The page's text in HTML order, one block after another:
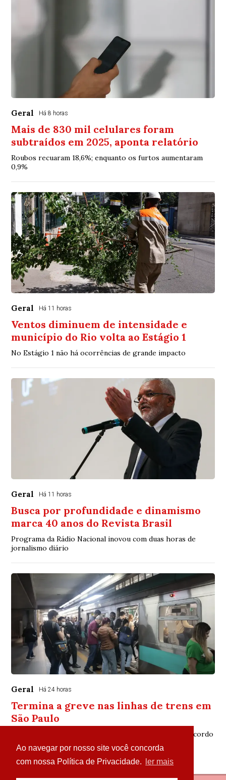
Ao navegar por nosso site você concorda
com nossa Política de Privacidade.
ler mais
Geral Há 8 horas
Mais de 830 mil celulares foram
subtraídos em 2025, aponta relatório
Roubos recuaram 18,6%; enquanto os furtos aumentaram
0,9%
Geral Há 11 horas
Ventos diminuem de intensidade e
município do Rio volta ao Estágio 1
No Estágio 1 não há ocorrências de grande impacto
Geral Há 11 horas
Busca por profundidade e dinamismo
marca 40 anos do Revista Brasil
Programa da Rádio Nacional inovou com duas horas de
jornalismo diário
Geral Há 24 horas
Termina a greve nas linhas de trens em
São Paulo
Sindicato mantém estado de greve para acompanhar acordo